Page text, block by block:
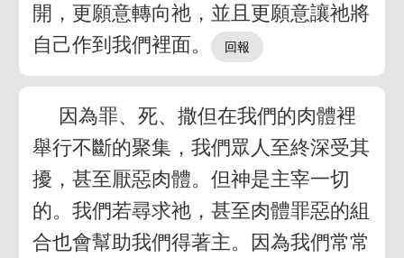
開，更願意轉向祂，並且更願意讓祂將
自己作到我們裡面。
因為罪、死、撒但在我們的肉體裡
舉行不斷的聚集，我們眾人至終深受其
擾，甚至厭惡肉體。但神是主宰一切
的。我們若尋求祂，甚至肉體罪惡的組
合也會幫助我們得著主。因為我們常常